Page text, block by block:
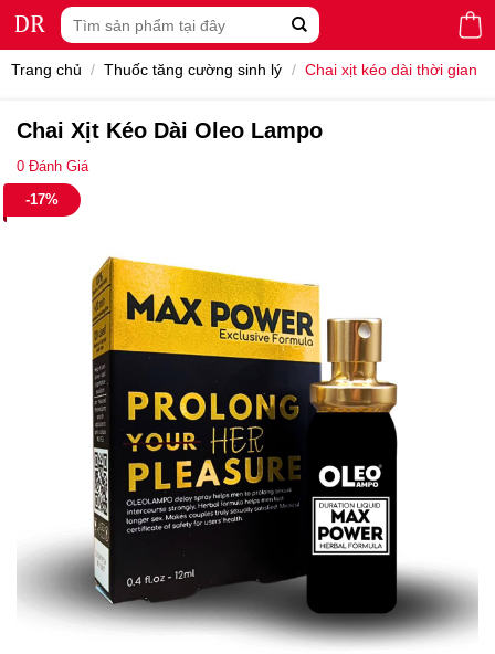
Tìm
kiếm:
Trang chủ / Thuốc tăng cường sinh lý / Chai xịt kéo dài thời gian
Chai Xịt Kéo Dài Oleo Lampo
0 Đánh Giá
-17%